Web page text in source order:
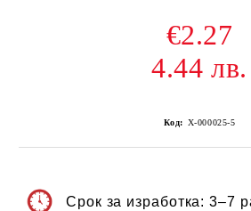
€2.27
4.44 лв.
Код: Х-000025-5
Срок за изработка: 3–7